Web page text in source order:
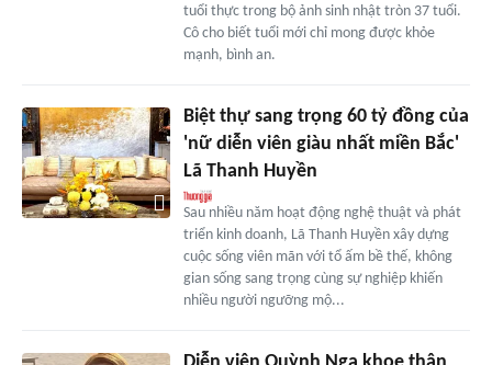
tuổi thực trong bộ ảnh sinh nhật tròn 37 tuổi.
Cô cho biết tuổi mới chỉ mong được khỏe
mạnh, bình an.
Biệt thự sang trọng 60 tỷ đồng của
'nữ diễn viên giàu nhất miền Bắc'
Lã Thanh Huyền
Sau nhiều năm hoạt động nghệ thuật và phát
triển kinh doanh, Lã Thanh Huyền xây dựng
cuộc sống viên mãn với tổ ấm bề thế, không
gian sống sang trọng cùng sự nghiệp khiến
nhiều người ngưỡng mộ...